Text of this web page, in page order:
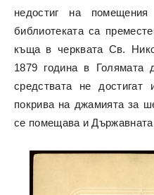
недостиг на
библиотеката са
къща в черквата Св.
1879 година в Голямата
средствата не достигат
покрива на джамията за
се помещава и Държавната